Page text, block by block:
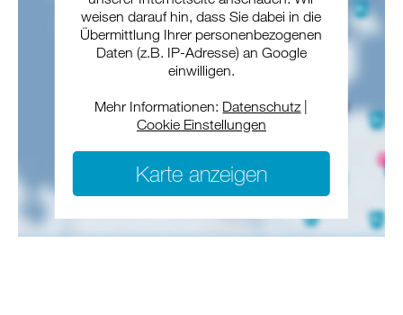
weisen darauf hin, dass Sie dabei in die
Übermittlung Ihrer personenbezogenen
Daten (z.B. IP-Adresse) an Google
einwilligen.
Mehr Informationen: Datenschutz
Cookie Einstellungen
Karte anzeigen